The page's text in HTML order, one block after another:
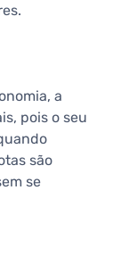
a
pois o seu
são
se